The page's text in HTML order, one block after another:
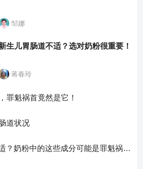
邹娜
生儿胃肠道不适？选对奶粉很重要！
蒋春玲
罪魁祸首竟然是它！
道状况
宝宝胃肠道不适？奶粉中的这些成分可能是罪魁祸首！